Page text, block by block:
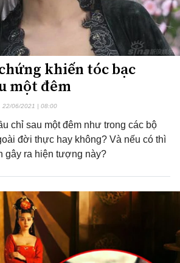
khiến tóc bạc
một đêm
22/06/2021 | 08:00
chỉ sau một đêm như trong các bộ
đời thực hay không? Và nếu có thì
gây ra hiện tượng này?